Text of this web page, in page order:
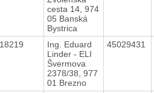
cesta 14, 974
05 Banská
Bystrica
Ing. Eduard
Linder - ELI
Švermova
2378/38, 977
01 Brezno
45029431